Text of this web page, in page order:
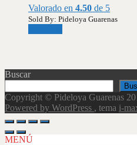
Valorado en 4.50 de 5
Sold By: Pideloya Guarenas
Buscar
Copyright © Pideloya Guarenas
Powered by WordPress , tema i-
Scroll
Up
MENÚ